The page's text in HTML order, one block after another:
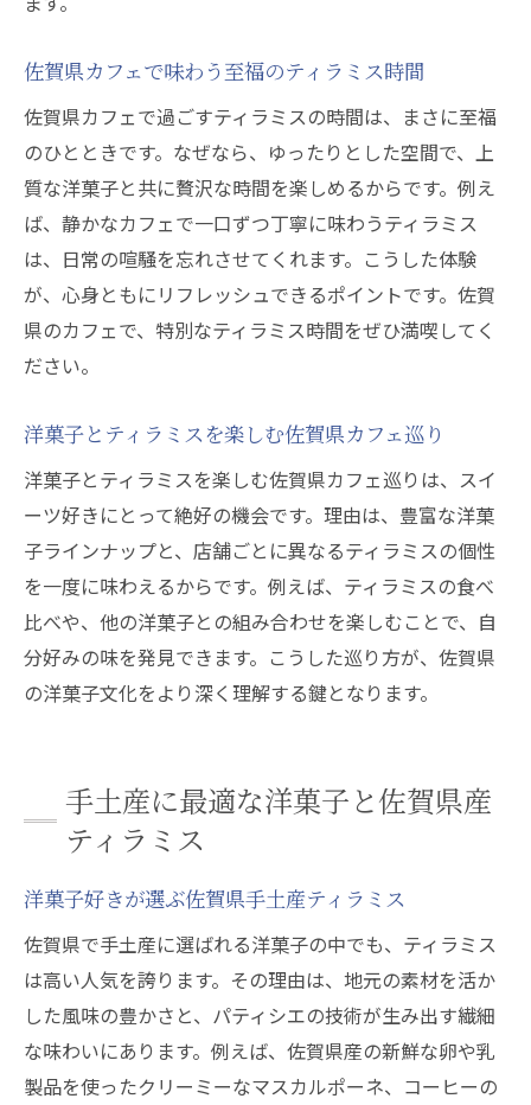
佐賀県カフェで味わう至福のティラミス時間
佐賀県カフェで過ごすティラミスの時間は、まさに至福
のひとときです。なぜなら、ゆったりとした空間で、上
質な洋菓子と共に贅沢な時間を楽しめるからです。例え
ば、静かなカフェで一口ずつ丁寧に味わうティラミス
は、日常の喧騒を忘れさせてくれます。こうした体験
が、心身ともにリフレッシュできるポイントです。佐賀
県のカフェで、特別なティラミス時間をぜひ満喫してく
ださい。
洋菓子とティラミスを楽しむ佐賀県カフェ巡り
洋菓子とティラミスを楽しむ佐賀県カフェ巡りは、スイ
ーツ好きにとって絶好の機会です。理由は、豊富な洋菓
子ラインナップと、店舗ごとに異なるティラミスの個性
を一度に味わえるからです。例えば、ティラミスの食べ
比べや、他の洋菓子との組み合わせを楽しむことで、自
分好みの味を発見できます。こうした巡り方が、佐賀県
の洋菓子文化をより深く理解する鍵となります。
手土産に最適な洋菓子と佐賀県産
ティラミス
洋菓子好きが選ぶ佐賀県手土産ティラミス
佐賀県で手土産に選ばれる洋菓子の中でも、ティラミス
は高い人気を誇ります。その理由は、地元の素材を活か
した風味の豊かさと、パティシエの技術が生み出す繊細
な味わいにあります。例えば、佐賀県産の新鮮な卵や乳
製品を使ったクリーミーなマスカルポーネ、コーヒーの